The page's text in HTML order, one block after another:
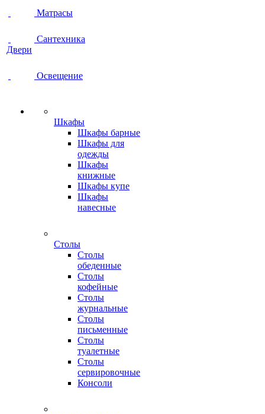
Матрасы
Сантехника
Двери
Освещение
Шкафы
Шкафы барные
Шкафы для
одежды
Шкафы
книжные
Шкафы купе
Шкафы
навесные
Столы
Столы
обеденные
Столы
кофейные
Столы
журнальные
Столы
письменные
Столы
туалетные
Столы
сервировочные
Консоли